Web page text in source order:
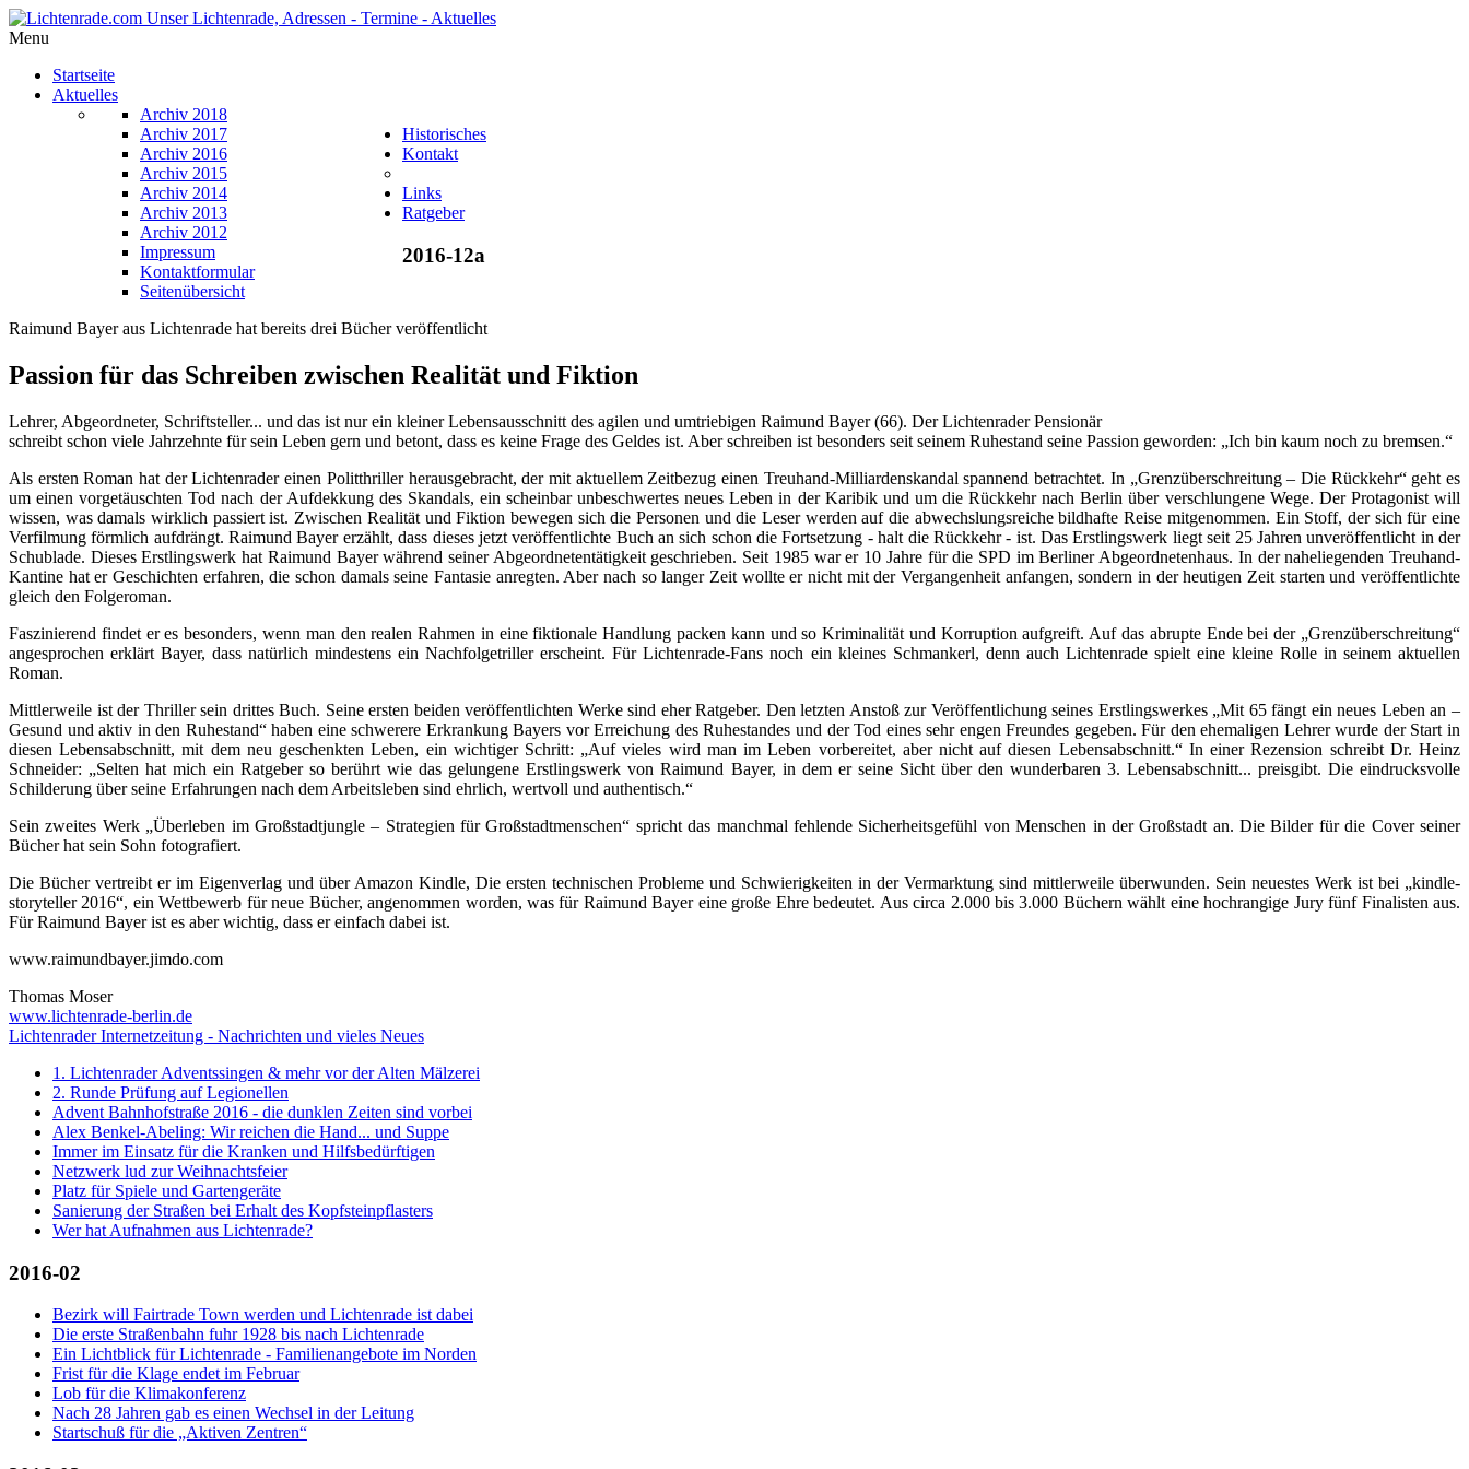
Menu
Startseite
Aktuelles
Archiv 2018
Archiv 2017
Archiv 2016
Archiv 2015
Archiv 2014
Archiv 2013
Archiv 2012
Historisches
Kontakt
Impressum
Kontaktformular
Seitenübersicht
Links
Ratgeber
Raimund Bayer aus Lichtenrade hat bereits drei Bücher veröffentlicht
Passion für das Schreiben zwischen Realität und Fiktion
Lehrer, Abgeordneter, Schriftsteller... und das ist nur ein kleiner Lebensausschnitt des agilen und umtriebigen Raimund Bayer (66). Der Lichtenrader Pensionär
schreibt schon viele Jahrzehnte für sein Leben gern und betont, dass es keine Frage des Geldes ist. Aber schreiben ist besonders seit seinem Ruhestand seine Passion geworden: „Ich bin kaum noch zu bremsen.“
Als ersten Roman hat der Lichtenrader einen Politthriller herausgebracht, der mit aktuellem Zeitbezug einen Treuhand-Milliardenskandal spannend betrachtet. In „Grenzüberschreitung – Die Rückkehr“ geht es
um einen vorgetäuschten Tod nach der Aufdekkung des Skandals, ein scheinbar unbeschwertes neues Leben in der Karibik und um die Rückkehr nach Berlin über verschlungene Wege. Der Protagonist will
wissen, was damals wirklich passiert ist. Zwischen Realität und Fiktion bewegen sich die Personen und die Leser werden auf die abwechslungsreiche bildhafte Reise mitgenommen. Ein Stoff, der sich für eine
Verfilmung förmlich aufdrängt. Raimund Bayer erzählt, dass dieses jetzt veröffentlichte Buch an sich schon die Fortsetzung - halt die Rückkehr - ist. Das Erstlingswerk liegt seit 25 Jahren unveröffentlicht in der
Schublade. Dieses Erstlingswerk hat Raimund Bayer während seiner Abgeordnetentätigkeit geschrieben. Seit 1985 war er 10 Jahre für die SPD im Berliner Abgeordnetenhaus. In der naheliegenden Treuhand-
Kantine hat er Geschichten erfahren, die schon damals seine Fantasie anregten. Aber nach so langer Zeit wollte er nicht mit der Vergangenheit anfangen, sondern in der heutigen Zeit starten und veröffentlichte
gleich den Folgeroman.
Faszinierend findet er es besonders, wenn man den realen Rahmen in eine fiktionale Handlung packen kann und so Kriminalität und Korruption aufgreift. Auf das abrupte Ende bei der „Grenzüberschreitung“
angesprochen erklärt Bayer, dass natürlich mindestens ein Nachfolgetriller erscheint. Für Lichtenrade-Fans noch ein kleines Schmankerl, denn auch Lichtenrade spielt eine kleine Rolle in seinem aktuellen
Roman.
Mittlerweile ist der Thriller sein drittes Buch. Seine ersten beiden veröffentlichten Werke sind eher Ratgeber. Den letzten Anstoß zur Veröffentlichung seines Erstlingswerkes „Mit 65 fängt ein neues Leben an –
Gesund und aktiv in den Ruhestand“ haben eine schwerere Erkrankung Bayers vor Erreichung des Ruhestandes und der Tod eines sehr engen Freundes gegeben. Für den ehemaligen Lehrer wurde der Start in
diesen Lebensabschnitt, mit dem neu geschenkten Leben, ein wichtiger Schritt: „Auf vieles wird man im Leben vorbereitet, aber nicht auf diesen Lebensabschnitt.“ In einer Rezension schreibt Dr. Heinz
Schneider: „Selten hat mich ein Ratgeber so berührt wie das gelungene Erstlingswerk von Raimund Bayer, in dem er seine Sicht über den wunderbaren 3. Lebensabschnitt... preisgibt. Die eindrucksvolle
Schilderung über seine Erfahrungen nach dem Arbeitsleben sind ehrlich, wertvoll und authentisch.“
Sein zweites Werk „Überleben im Großstadtjungle – Strategien für Großstadtmenschen“ spricht das manchmal fehlende Sicherheitsgefühl von Menschen in der Großstadt an. Die Bilder für die Cover seiner
Bücher hat sein Sohn fotografiert.
Die Bücher vertreibt er im Eigenverlag und über Amazon Kindle, Die ersten technischen Probleme und Schwierigkeiten in der Vermarktung sind mittlerweile überwunden. Sein neuestes Werk ist bei „kindle-
storyteller 2016“, ein Wettbewerb für neue Bücher, angenommen worden, was für Raimund Bayer eine große Ehre bedeutet. Aus circa 2.000 bis 3.000 Büchern wählt eine hochrangige Jury fünf Finalisten aus.
Für Raimund Bayer ist es aber wichtig, dass er einfach dabei ist.
www.raimundbayer.jimdo.com
Thomas Moser
www.lichtenrade-berlin.de
Lichtenrader Internetzeitung - Nachrichten und vieles Neues
2016-12a
1. Lichtenrader Adventssingen & mehr vor der Alten Mälzerei
2. Runde Prüfung auf Legionellen
Advent Bahnhofstraße 2016 - die dunklen Zeiten sind vorbei
Alex Benkel-Abeling: Wir reichen die Hand... und Suppe
Immer im Einsatz für die Kranken und Hilfsbedürftigen
Netzwerk lud zur Weihnachtsfeier
Platz für Spiele und Gartengeräte
Sanierung der Straßen bei Erhalt des Kopfsteinpflasters
Wer hat Aufnahmen aus Lichtenrade?
2016-02
Bezirk will Fairtrade Town werden und Lichtenrade ist dabei
Die erste Straßenbahn fuhr 1928 bis nach Lichtenrade
Ein Lichtblick für Lichtenrade - Familienangebote im Norden
Frist für die Klage endet im Februar
Lob für die Klimakonferenz
Nach 28 Jahren gab es einen Wechsel in der Leitung
Startschuß für die „Aktiven Zentren“